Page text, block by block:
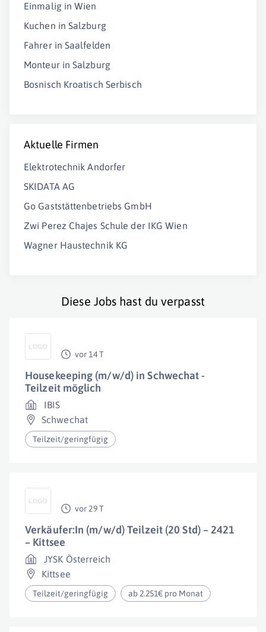
Einmalig in Wien
Kuchen in Salzburg
Fahrer in Saalfelden
Monteur in Salzburg
Bosnisch Kroatisch Serbisch
Aktuelle Firmen
Elektrotechnik Andorfer
SKIDATA AG
Go Gaststättenbetriebs GmbH
Zwi Perez Chajes Schule der IKG Wien
Wagner Haustechnik KG
Diese Jobs hast du verpasst
vor 14 T
Housekeeping (m/w/d) in Schwechat -
Teilzeit möglich
IBIS
Schwechat
Teilzeit/geringfügig
vor 29 T
Verkäufer:In (m/w/d) Teilzeit (20 Std) – 2421
– Kittsee
JYSK Österreich
Kittsee
Teilzeit/geringfügig ab 2.251€ pro Monat